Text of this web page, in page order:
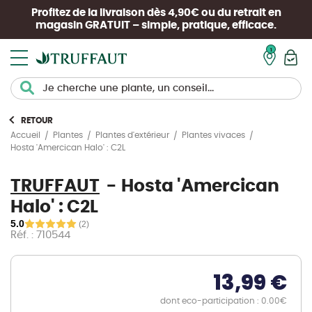
Profitez de la livraison dès 4,90€ ou du retrait en
magasin GRATUIT – simple, pratique, efficace.
RETOUR
Accueil
Plantes Plantes d'extérieur
Plantes vivaces
Hosta 'Amercican Halo' : C2L
TRUFFAUT
Hosta 'Amercican
Halo' : C2L
5.0 (2)
Réf. : 710544
13,99 €
dont eco-participation : 0.00€